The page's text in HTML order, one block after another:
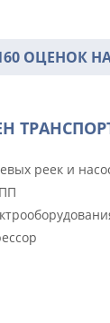
ОЦЕНОК
реек и